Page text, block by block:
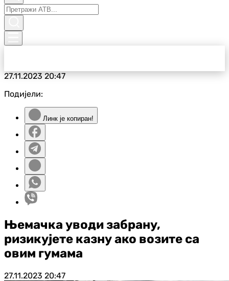
27.11.202320:47
Подијели:
Линк је копиран!
Њемачка уводи забрану,
ризикујете казну ако возите са
овим гумама
27.11.2023 20:47